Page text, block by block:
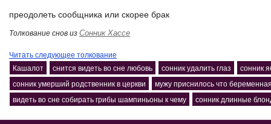
преодолеть сообщника или скорее брак
Толкование снов изСонник Хассе
Читать следующее толкование
Кашалот
снится видеть во сне любовь сонник удалить глаз
сонник
сонник умерший родственник в церкви
мужу приснилось что
видеть во сне собирать грибы шампиньоны к чему
сонник длинные